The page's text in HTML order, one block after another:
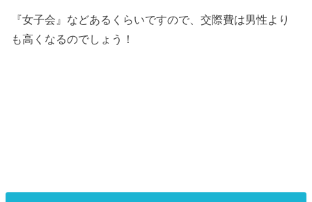
『女子会』などあるくらいですので、交際費は男性より
も高くなるのでしょう！